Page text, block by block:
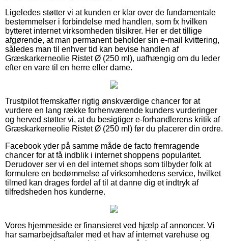
Ligeledes støtter vi at kunden er klar over de fundamentale
bestemmelser i forbindelse med handlen, som fx hvilken
bytteret internet virksomheden tilsikrer. Her er det tillige
afgørende, at man permanent beholder sin e-mail kvittering,
således man til enhver tid kan bevise handlen af
Græskarkerneolie Ristet Ø (250 ml), uafhængig om du leder
efter en vare til en herre eller dame.
Trustpilot fremskaffer rigtig ønskværdige chancer for at
vurdere en lang række forhenværende kunders vurderinger
og herved støtter vi, at du besigtiger e-forhandlerens kritik af
Græskarkerneolie Ristet Ø (250 ml) før du placerer din ordre.
Facebook yder på samme måde de facto fremragende
chancer for at få indblik i internet shoppens popularitet.
Derudover ser vi en del internet shops som tilbyder folk at
formulere en bedømmelse af virksomhedens service, hvilket
tilmed kan drages fordel af til at danne dig et indtryk af
tilfredsheden hos kunderne.
Vores hjemmeside er finansieret ved hjælp af annoncer. Vi
har samarbejdsaftaler med et hav af internet varehuse og